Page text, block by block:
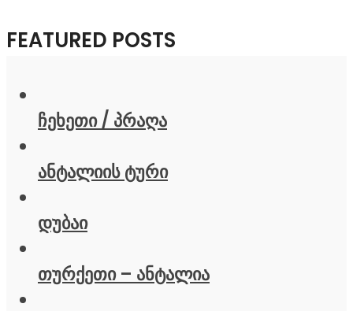
FEATURED POSTS
ჩეხეთი / პრაღა
ანტალიის ტური
დუბაი
თურქეთი – ანტალია